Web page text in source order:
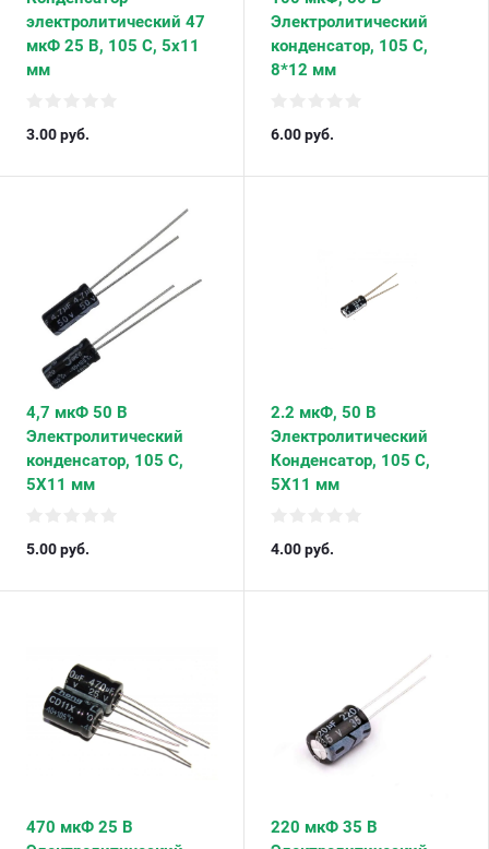
электролитический 47
мкФ 25 В, 105 С, 5х11
мм
3.00руб.
Электролитический
конденсатор, 105 С,
8*12 мм
6.00руб.
4,7 мкФ 50 В
Электролитический
конденсатор, 105 С,
5X11 мм
5.00руб.
2.2 мкФ, 50 В
Электролитический
Конденсатор, 105 С,
5X11 мм
4.00руб.
470 мкФ 25 В
220 мкФ 35 В